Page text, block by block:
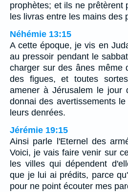
prophètes; et ils ne prêtèrent
les livras entre les mains des
Néhémie 13:15
A cette époque, je vis en
au pressoir pendant le
charger sur des ânes même
des figues, et toutes
amener à Jérusalem le jour
donnai des avertissements
leurs denrées.
Jérémie 19:15
Ainsi parle l'Eternel des
Voici, je vais faire venir sur
les villes qui dépendent
que je lui ai prédits, parce
pour ne point écouter mes